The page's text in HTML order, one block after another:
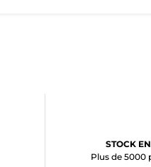
STOCK
Plus de 5000